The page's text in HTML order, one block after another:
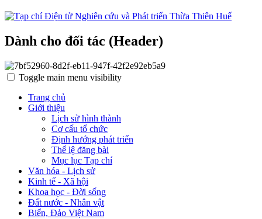
Dành cho đối tác (Header)
Toggle main menu visibility
Trang chủ
Giới thiệu
Lịch sử hình thành
Cơ cấu tổ chức
Định hướng phát triển
Thể lệ đăng bài
Mục lục Tạp chí
Văn hóa - Lịch sử
Kinh tế - Xã hội
Khoa học - Đời sống
Đất nước - Nhân vật
Biển, Đảo Việt Nam